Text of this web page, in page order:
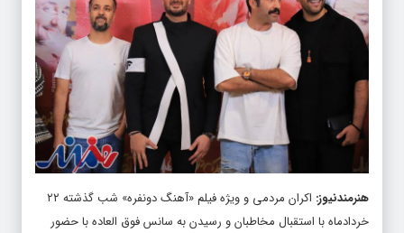
هنرمندنیوز:
اکران مردمی و ویژه فیلم «آهنگ دونفره» شب گذشته ۲۲
خردادماه با استقبال مخاطبان و رسیدن به سانس فوق العاده با حضور